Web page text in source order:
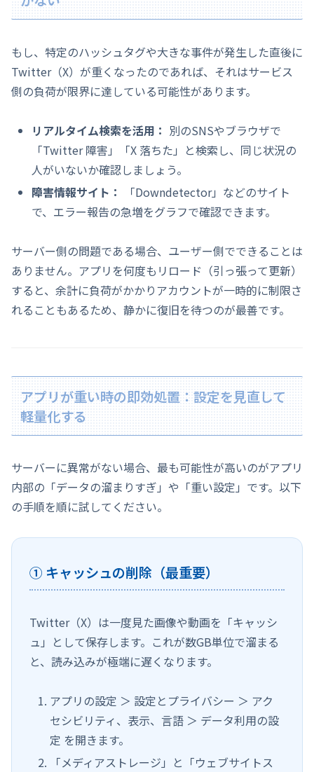
もし、特定のハッシュタグや大きな事件が発生した直後に
Twitter（X）が重くなったのであれば、それはサービス
側の負荷が限界に達している可能性があります。
リアルタイム検索を活用： 別のSNSやブラウザで
「Twitter 障害」「X 落ちた」と検索し、同じ状況の
人がいないか確認しましょう。
障害情報サイト：
「Downdetector」などのサイト
で、エラー報告の急増をグラフで確認できます。
サーバー側の問題である場合、ユーザー側でできることは
ありません。アプリを何度もリロード（引っ張って更新）
すると、余計に負荷がかかりアカウントが一時的に制限さ
れることもあるため、静かに復旧を待つのが最善です。
アプリが重い時の即効処置：設定を見直して
軽量化する
サーバーに異常がない場合、最も可能性が高いのがアプリ
内部の「データの溜まりすぎ」や「重い設定」です。以下
の手順を順に試してください。
① キャッシュの削除（最重要）
Twitter（X）は一度見た画像や動画を「キャッシ
ュ」として保存します。これが数GB単位で溜まる
と、読み込みが極端に遅くなります。
アプリの設定 ＞ 設定とプライバシー ＞ アク
セシビリティ、表示、言語 ＞ データ利用の設
定 を開きます。
「メディアストレージ」と「ウェブサイトス